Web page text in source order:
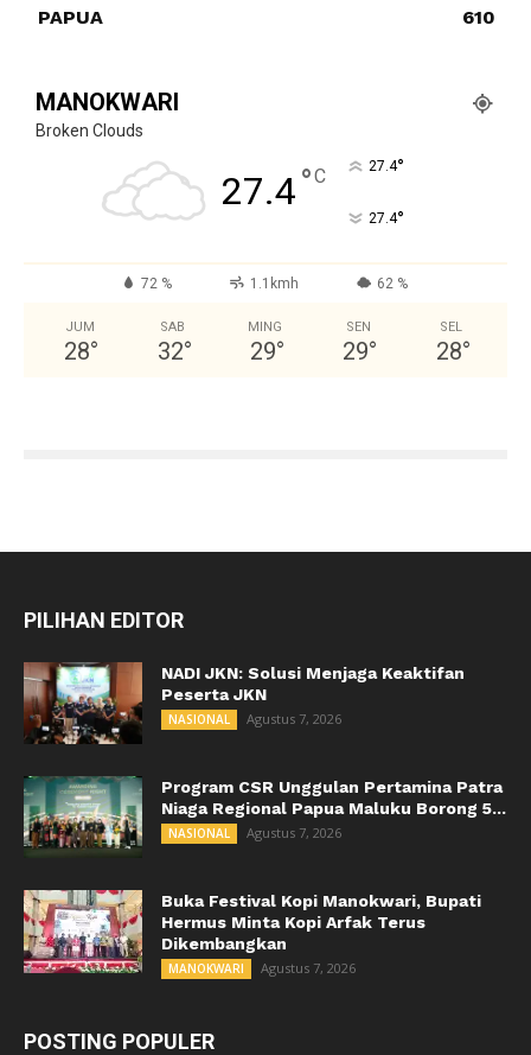
PAPUA
610
MANOKWARI
Broken Clouds
27.4°C 27.4°
27.4°
72 % 1.1kmh 62 %
JUM
28°
SAB
32°
MING
29°
SEN
29°
SEL
28°
PILIHAN EDITOR
NADI JKN: Solusi Menjaga Keaktifan
Peserta JKN
NASIONAL Agustus 7, 2026
Program CSR Unggulan Pertamina Patra
Niaga Regional Papua Maluku Borong 5...
NASIONAL Agustus 7, 2026
Buka Festival Kopi Manokwari, Bupati
Hermus Minta Kopi Arfak Terus
Dikembangkan
MANOKWARI Agustus 7, 2026
POSTING POPULER